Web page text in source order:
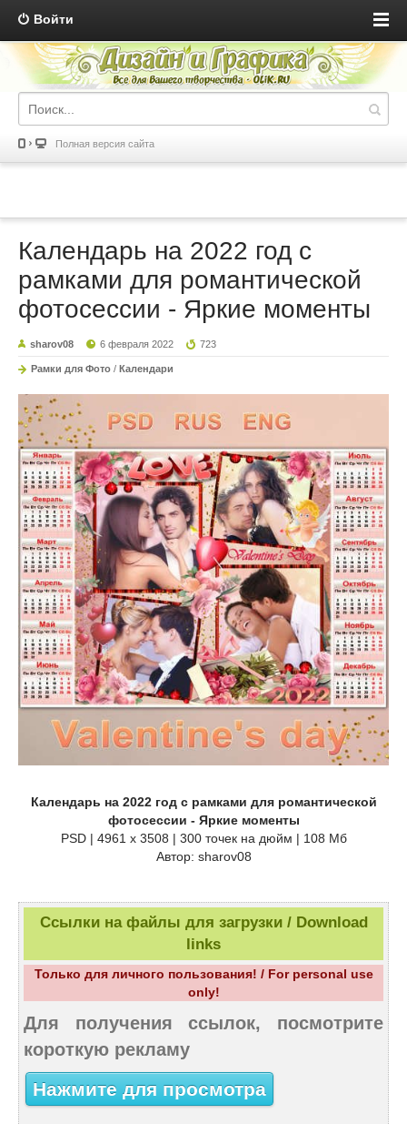
Войти
Полная версия сайта
Календарь на 2022 год с
рамками для романтической
фотосессии - Яркие моменты
sharov08 6 февраля 2022 723
Рамки для Фото / Календари
Календарь на 2022 год с рамками для романтической
фотосессии - Яркие моменты
PSD | 4961 х 3508 | 300 точек на дюйм | 108 Мб
Автор: sharov08
Ссылки на файлы для загрузки / Download
links
Только для личного пользования! / For personal use
only!
Для получения ссылок, посмотрите
короткую рекламу
Нажмите для просмотра